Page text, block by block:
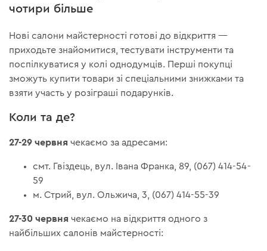
чотири більше
Нові салони майстерності готові до відкриття —
приходьте знайомитися, тестувати інструменти та
поспілкуватися у колі однодумців. Перші покупці
зможуть купити товари зі спеціальними знижками та
взяти участь у розіграші подарунків.
Коли та де?
27-29 червнячекаємо за адресами:
смт. Гвіздець, вул. Івана Франка, 89, (067) 414-54-
59
м. Стрий, вул. Ольжича, 3, (067) 414-55-39
27-30 червнячекаємо на відкриття одного з
найбільших салонів майстерності: